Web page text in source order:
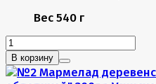
Вес 540 г
В корзину